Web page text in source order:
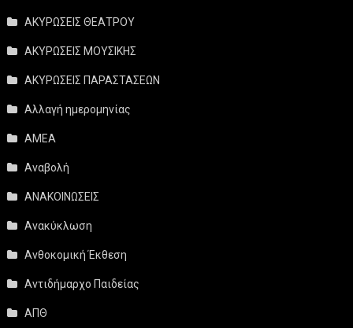
ΑΚΥΡΩΣΕΙΣ ΘΕΑΤΡΟΥ
ΑΚΥΡΩΣΕΙΣ ΜΟΥΣΙΚΗΣ
ΑΚΥΡΩΣΕΙΣ ΠΑΡΑΣΤΑΣΕΩΝ
Αλλαγή ημερομηνίας
ΑΜΕΑ
Αναβολή
ΑΝΑΚΟΙΝΩΣΕΙΣ
Ανακύκλωση
Ανθοκομική Έκθεση
Αντιδήμαρχο Παιδείας
ΑΠΘ